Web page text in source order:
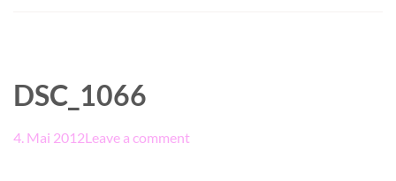
DSC_1066
4. Mai 2012Leave a comment